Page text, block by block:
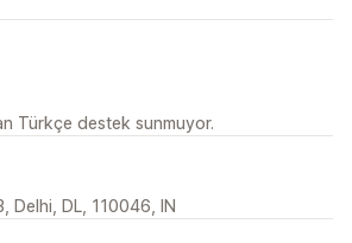
Türkçe destek sunmuyor.
Delhi, DL, 110046, IN